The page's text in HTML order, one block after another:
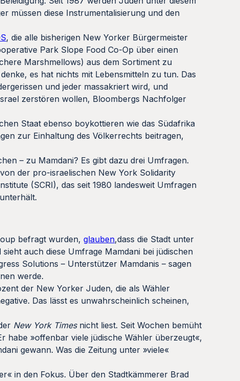
müssen diese Instrumentalisierung und den
, die alle bisherigen New Yorker Bürgermeister
Park Slope Food Co-Op über einen
Marshmellows) aus dem Sortiment zu
es hat nichts mit Lebensmitteln zu tun. Das
und jeder massakriert wird, und
zerstören wollen, Bloombergs Nachfolger
Staat ebenso boykottieren wie das Südafrika
zur Einhaltung des Völkerrechts beitragen,
– zu Mamdani? Es gibt dazu drei Umfragen.
der pro-israelischen New York Solidarity
(SCRI), das seit 1980 landesweit Umfragen
befragt wurden,glauben,dass die Stadt unter
auch diese Umfrage Mamdani bei jüdischen
Solutions – Unterstützer Mamdanis – sagen
werde.
der New Yorker Juden, die als Wähler
Das lässt es unwahrscheinlich scheinen,
New York Timesnicht liest. Seit Wochen bemüht
habe »offenbar viele jüdische Wähler überzeugt«,
gewann. Was die Zeitung unter »viele«
in den Fokus. Über den Stadtkämmerer Brad